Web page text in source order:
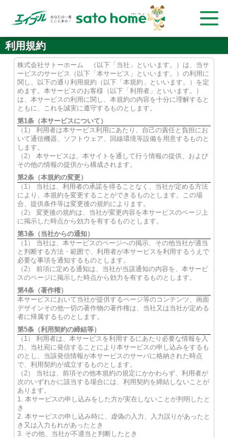
利用規約
株式会社サトーホーム （以下「当社」といいます。）は、当サ
ービスのサービス（以下「本サービス」といいます。）の利用に
関し、以下の通り利用規約（以下「本規約」といいます。）を定
めます。本サービスのお客様（以下「利用者」といいます。）
は、本サービスの利用に関し、本規約の内容を十分に理解すると
ともに、これを誠実に遵守するものとします。
第1条（本サービスについて）
（1） 利用者は本サービス利用にあたり、自己の責任と負担にお
いて通信機器、ソフトウェア、回線環境等設備を用意するものと
します。
（2） 本サービスは、本サイトを通して行う情報の提供、および
その他の情報の提供から構成されます。
第2条（本規約の変更）
（1） 当社は、利用者の承諾を得ることなく、当社が定める方法
により、本規約を変更することができるものとします。この場
合、提供条件等は変更後の規約によります。
（2） 変更後の規約は、当社が変更内容を本サービスのページ上
に掲示した時点から効力を有するものとします。
第3条（当社からの通知）
（1） 当社は、本サービスのページへの掲示、その他当社が適当
と判断する方法・範囲で、利用者が本サービスを利用するうえで
必要な事項を通知するものとします。
（2） 前項に定める通知は、当社が当該通知の内容を、本サービ
スのページに掲示した時点から効力を有するものとします。
第4条（著作権）
本サービスにおいて当社が提供するページ等のコンテンツ、画面
デザインその他一切の著作物の著作権は、当社又は当社が定める
者に帰属するものとします。
第5条（利用契約の締結等）
（1） 利用者は、本サービスを利用するにあたり必要な情報を入
力、当社宛に発信することにより本サービスの申し込みをするも
のとし、当該発信情報が本サービスのサーバに格納された時点
で、利用契約が成立するものとします。
（2） 当社は、前項その他本規約の規定にかかわらず、利用者が
次のいずれかに該当する場合には、利用契約を締結しないことが
あります。
1. 本サービスの申し込みをした方が実在しないことが判明したと
き
2. 本サービスの申し込み時に、虚偽の入力、入力誤りがあったと
き又は入力もれがあったとき
3. その他、当社が不適当と判断したとき